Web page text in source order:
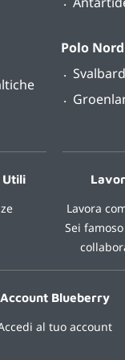
Polo Nord
Svalbard
Utili
Lavora
Sei
Account Blueberry
al tuo account